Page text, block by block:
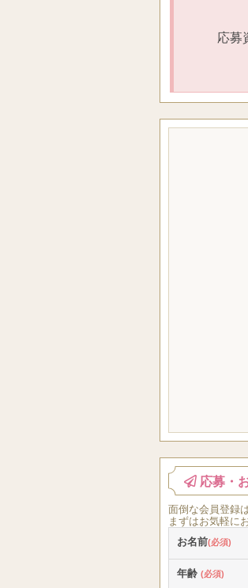
応募
応募・
面倒な会員登録
まずはお気軽に
お名前(必須)
年齢 (必須)